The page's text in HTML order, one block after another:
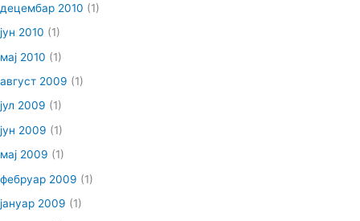
децембар 2010 (1)
јун 2010 (1)
мај 2010 (1)
август 2009 (1)
јул 2009 (1)
јун 2009 (1)
мај 2009 (1)
фебруар 2009 (1)
јануар 2009 (1)